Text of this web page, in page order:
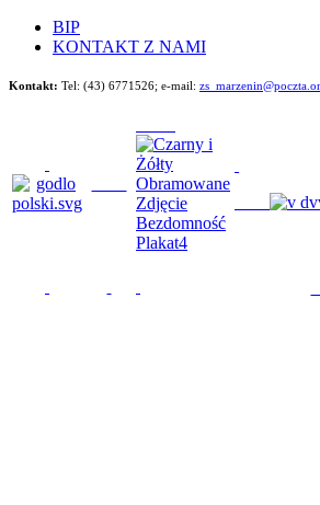
BIP
KONTAKT Z NAMI
Kontakt: Tel: (43) 6771526; e-mail: